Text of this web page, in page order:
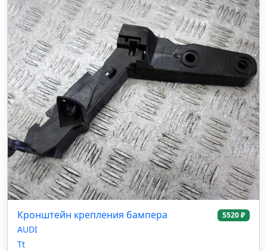
Кронштейн крепления бампера 5520 ₽
AUDI
Tt